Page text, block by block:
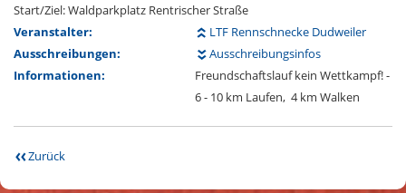
Start/Ziel: Waldparkplatz Rentrischer Straße
Veranstalter:
LTF Rennschnecke Dudweiler
Ausschreibungen:
Ausschreibungsinfos
Informationen:
Freundschaftslauf kein Wettkampf! -
6 - 10 km Laufen, 4 km Walken
Zurück